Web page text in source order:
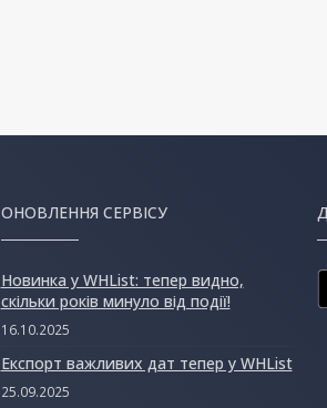
ОНОВЛЕННЯ СЕРВІСУ
Новинка у WHList: тепер видно,
скільки років минуло від події!
16.10.2025
Експорт важливих дат тепер у WHList
25.09.2025